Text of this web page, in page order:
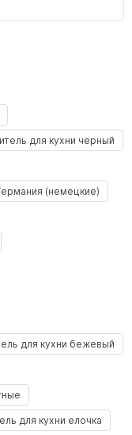
для кухни черный
(немецкие)
для кухни бежевый
для кухни елочка